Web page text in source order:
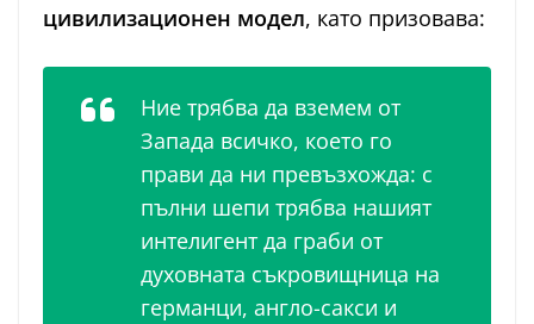
цивилизационен модел, като призовава:
Ние трябва да вземем от
Запада всичко, което го
прави да ни превъзхожда: с
пълни шепи трябва нашият
интелигент да граби от
духовната съкровищница на
германци, англо-сакси и